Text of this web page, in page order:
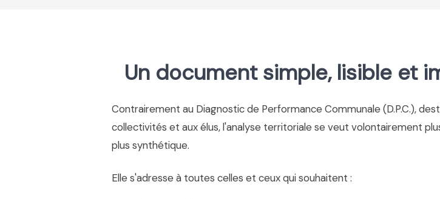
Un document simple, lisible et
Contrairement au Diagnostic de Performance Communale (D.P.C.),
collectivités et aux élus, l'analyse territoriale se veut volontairement
plus synthétique.
Elle s'adresse à toutes celles et ceux qui souhaitent :